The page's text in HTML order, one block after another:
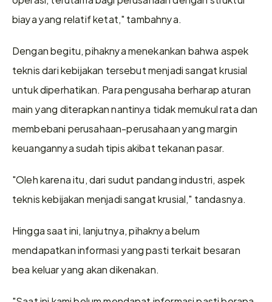
biaya yang relatif ketat," tambahnya.
Dengan begitu, pihaknya menekankan bahwa aspek
teknis dari kebijakan tersebut menjadi sangat krusial
untuk diperhatikan. Para pengusaha berharap aturan
main yang diterapkan nantinya tidak memukul rata dan
membebani perusahaan-perusahaan yang margin
keuangannya sudah tipis akibat tekanan pasar.
"Oleh karena itu, dari sudut pandang industri, aspek
teknis kebijakan menjadi sangat krusial," tandasnya.
Hingga saat ini, lanjutnya, pihaknya belum
mendapatkan informasi yang pasti terkait besaran
bea keluar yang akan dikenakan.